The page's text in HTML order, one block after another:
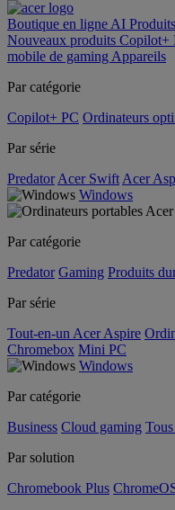
Boutique en ligne AI Produits
Nouveaux produits Copilot+
mobile de gaming Appareils
Par catégorie
Copilot+ PC Ordinateurs
Par série
Predator Acer Swift Acer
Windows
Par catégorie
Predator Gaming Produits
Par série
Tout-en-un Acer Aspire
Chromebox Mini PC
Windows
Par catégorie
Business Cloud gaming
Par solution
Chromebook Plus